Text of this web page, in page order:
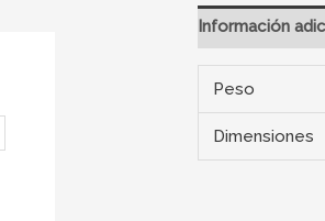
Información
Peso
Dimensiones